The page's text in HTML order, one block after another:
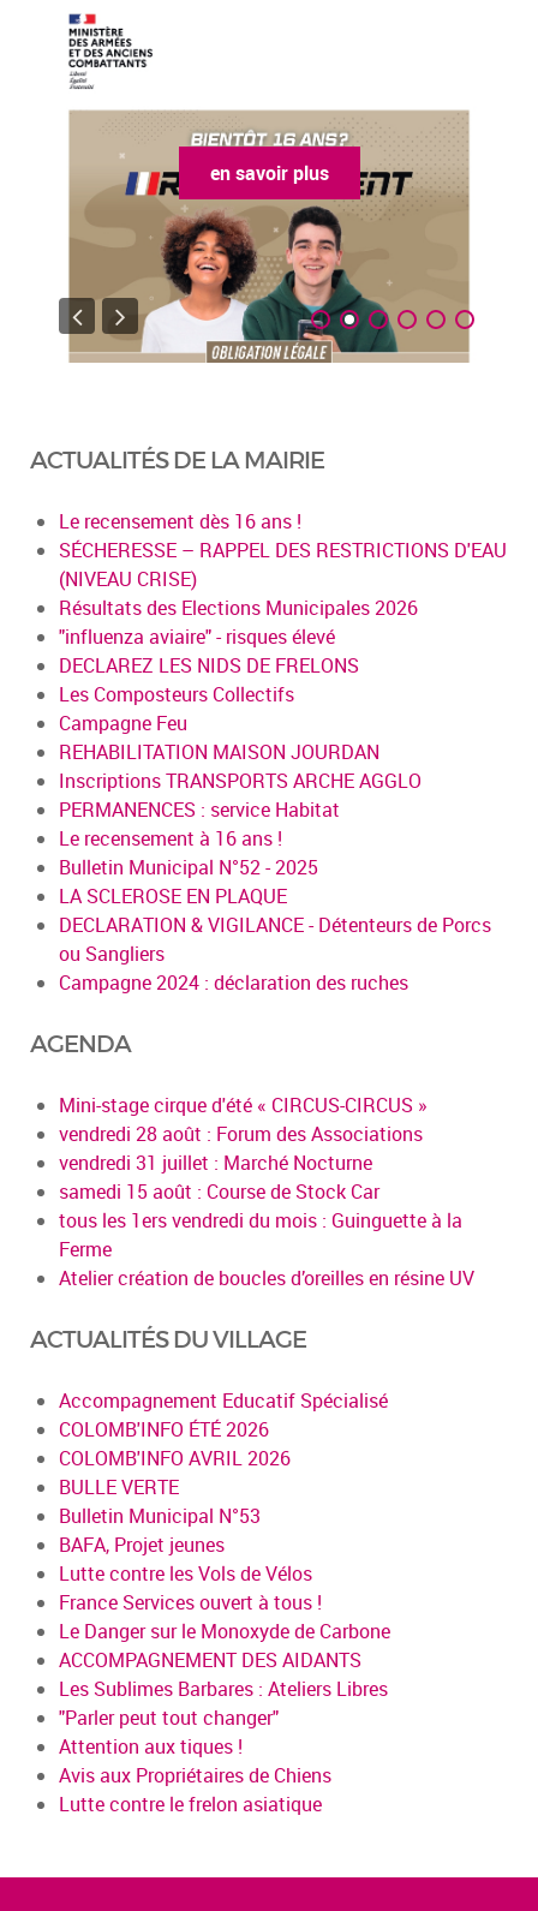
en savoir plus
ACTUALITÉS DE LA MAIRIE
Le recensement dès 16 ans !
SÉCHERESSE – RAPPEL DES RESTRICTIONS D'EAU
(NIVEAU CRISE)
Résultats des Elections Municipales 2026
"influenza aviaire" - risques élevé
DECLAREZ LES NIDS DE FRELONS
Les Composteurs Collectifs
Campagne Feu
REHABILITATION MAISON JOURDAN
Inscriptions TRANSPORTS ARCHE AGGLO
PERMANENCES : service Habitat
Le recensement à 16 ans !
Bulletin Municipal N°52 - 2025
LA SCLEROSE EN PLAQUE
DECLARATION & VIGILANCE - Détenteurs de Porcs
ou Sangliers
Campagne 2024 : déclaration des ruches
AGENDA
Mini-stage cirque d'été « CIRCUS-CIRCUS »
vendredi 28 août : Forum des Associations
vendredi 31 juillet : Marché Nocturne
samedi 15 août : Course de Stock Car
tous les 1ers vendredi du mois : Guinguette à la
Ferme
Atelier création de boucles d’oreilles en résine UV
ACTUALITÉS DU VILLAGE
Accompagnement Educatif Spécialisé
COLOMB'INFO ÉTÉ 2026
COLOMB'INFO AVRIL 2026
BULLE VERTE
Bulletin Municipal N°53
BAFA, Projet jeunes
Lutte contre les Vols de Vélos
France Services ouvert à tous !
Le Danger sur le Monoxyde de Carbone
ACCOMPAGNEMENT DES AIDANTS
Les Sublimes Barbares : Ateliers Libres
"Parler peut tout changer"
Attention aux tiques !
Avis aux Propriétaires de Chiens
Lutte contre le frelon asiatique